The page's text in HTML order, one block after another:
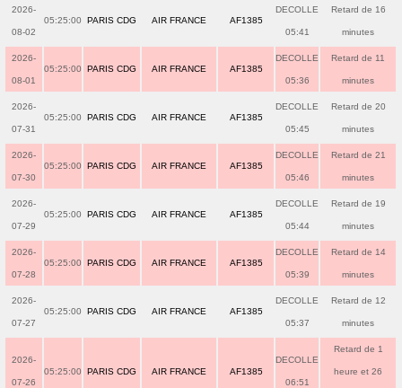
2026-
08-02
05:25:00 PARIS CDG AIR FRANCE AF1385
DECOLLE
05:41
Retard de 16
minutes
2026-
08-01
05:25:00 PARIS CDG AIR FRANCE AF1385
DECOLLE
05:36
Retard de 11
minutes
2026-
07-31
05:25:00 PARIS CDG AIR FRANCE AF1385
DECOLLE
05:45
Retard de 20
minutes
2026-
07-30
05:25:00 PARIS CDG AIR FRANCE AF1385
DECOLLE
05:46
Retard de 21
minutes
2026-
07-29
05:25:00 PARIS CDG AIR FRANCE AF1385
DECOLLE
05:44
Retard de 19
minutes
2026-
07-28
05:25:00 PARIS CDG AIR FRANCE AF1385
DECOLLE
05:39
Retard de 14
minutes
2026-
07-27
05:25:00 PARIS CDG AIR FRANCE AF1385
DECOLLE
05:37
Retard de 12
minutes
2026-
07-26
05:25:00 PARIS CDG AIR FRANCE AF1385
DECOLLE
06:51
Retard de 1
heure et 26